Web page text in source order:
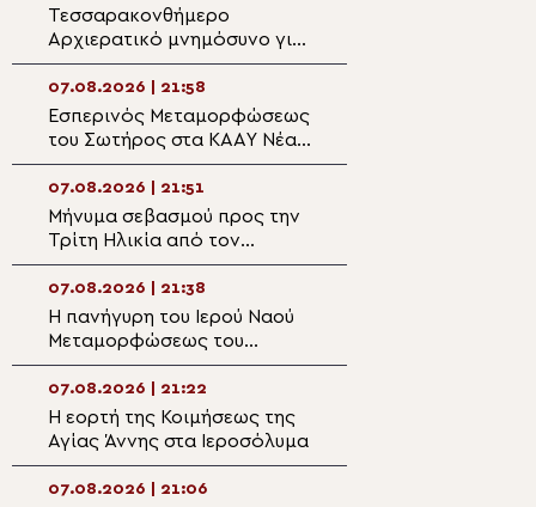
Τεσσαρακονθήμερο
Αρχιερατικό μνημόσυνο για
τον π. Δημήτριο Μαρτσούκο
στον Άγιο Ιωάννη Απιδέας
07.08.2026 | 21:58
Εσπερινός Μεταμορφώσεως
του Σωτήρος στα ΚΑΑΥ Νέας
Περάμου
07.08.2026 | 21:51
Μήνυμα σεβασμού προς την
Τρίτη Ηλικία από τον
Μητροπολίτη Σπάρτης στη
Ρειχέα
07.08.2026 | 21:38
Η πανήγυρη του Ιερού Ναού
Μεταμορφώσεως του
Σωτήρος στη Λέρο
07.08.2026 | 21:22
Η εορτή της Κοιμήσεως της
Αγίας Άννης στα Ιεροσόλυμα
07.08.2026 | 21:06